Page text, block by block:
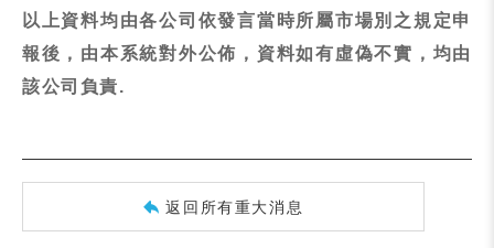
以上資料均由各公司依發言當時所屬市場別之規定申
報後，由本系統對外公佈，資料如有虛偽不實，均由
該公司負責.
返回所有重大消息